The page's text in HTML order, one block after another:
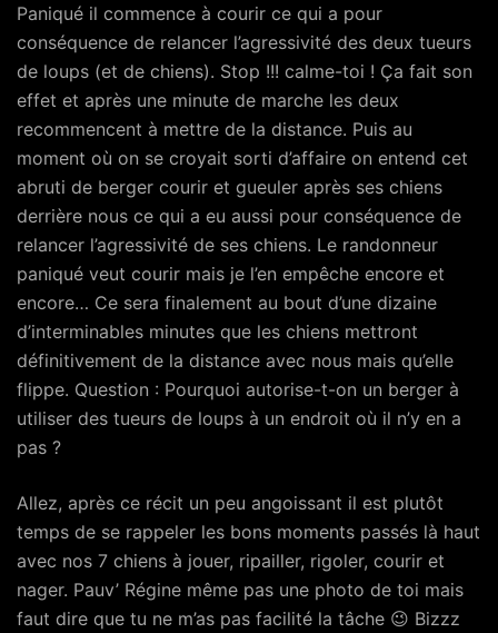
Paniqué il commence à courir ce qui a pour
conséquence de relancer l’agressivité des deux tueurs
de loups (et de chiens). Stop !!! calme-toi ! Ça fait son
effet et après une minute de marche les deux
recommencent à mettre de la distance. Puis au
moment où on se croyait sorti d’affaire on entend cet
abruti de berger courir et gueuler après ses chiens
derrière nous ce qui a eu aussi pour conséquence de
relancer l’agressivité de ses chiens. Le randonneur
paniqué veut courir mais je l’en empêche encore et
encore… Ce sera finalement au bout d’une dizaine
d’interminables minutes que les chiens mettront
définitivement de la distance avec nous mais qu’elle
flippe. Question : Pourquoi autorise-t-on un berger à
utiliser des tueurs de loups à un endroit où il n’y en a
pas ?
Allez, après ce récit un peu angoissant il est plutôt
temps de se rappeler les bons moments passés là haut
avec nos 7 chiens à jouer, ripailler, rigoler, courir et
nager. Pauv’ Régine même pas une photo de toi mais
faut dire que tu ne m’as pas facilité la tâche 😉 Bizzz